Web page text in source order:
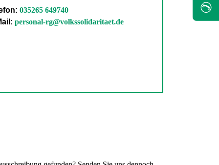
035265 649740
personal-rg@volkssolidaritaet.de
✆